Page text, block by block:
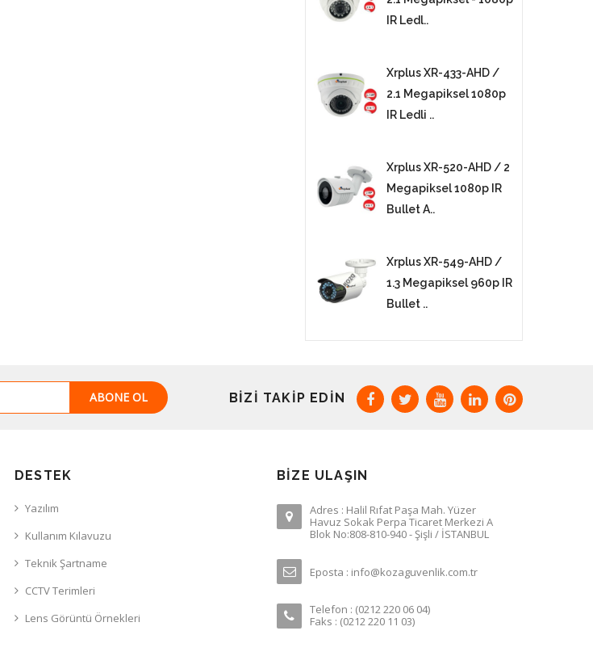
IR Ledl..
Xrplus XR-433-AHD /
2.1 Megapiksel 1080p
IR Ledli ..
Xrplus XR-520-AHD / 2
Megapiksel 1080p IR
Bullet A..
Xrplus XR-549-AHD /
1.3 Megapiksel 960p IR
Bullet ..
ABONE OL BIZI TAKIP EDIN
DESTEK
Yazılım
Kullanım Kılavuzu
Teknik Şartname
CCTV Terimleri
Lens Görüntü Örnekleri
BIZE ULAŞIN
Adres : Halil Rıfat Paşa Mah. Yüzer
Havuz Sokak Perpa Ticaret Merkezi A
Blok No:808-810-940 - Şişli / İSTANBUL
Eposta : info@kozaguvenlik.com.tr
Telefon : (0212 220 06 04)
Faks : (0212 220 11 03)